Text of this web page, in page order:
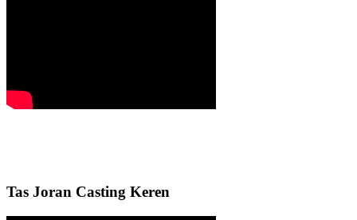
Tas Joran Casting Keren